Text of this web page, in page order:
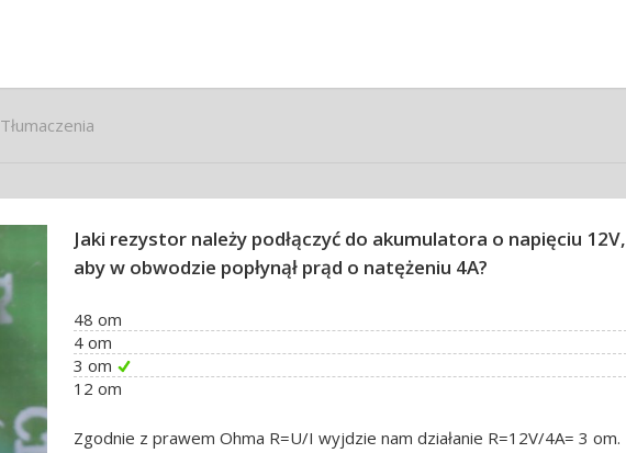
Tłumaczenia
Jaki rezystor należy podłączyć do akumulatora o napięciu 12V,
aby w obwodzie popłynął prąd o natężeniu 4A?
48 om
4 om
3 om
12 om
Zgodnie z prawem Ohma R=U/I wyjdzie nam działanie R=12V/4A= 3 om.